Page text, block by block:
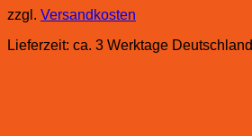
zzgl. Versandkosten
Lieferzeit: ca. 3 Werktage Deutschland